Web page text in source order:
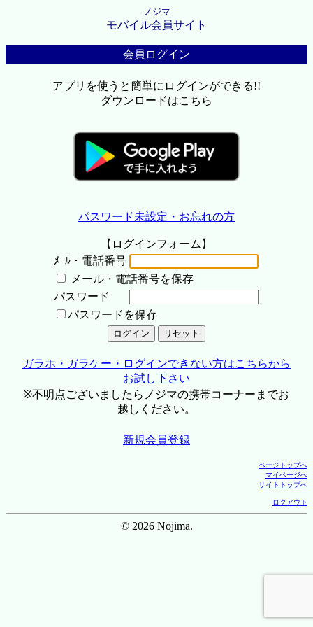
ノジマ
モバイル会員サイト
会員ログイン
アプリを使うと簡単にログインができる!!
ダウンロードはこちら
パスワード未設定・お忘れの方
【ログインフォーム】
ﾒｰﾙ・電話番号
メール・電話番号を保存
パスワード
パスワードを保存
ガラホ・ガラケー・ログインできない方はこちらから
お試し下さい
※不明点ございましたらノジマの携帯コーナーまでお
越しください。
新規会員登録
ページトップへ
マイページへ
サイトトップへ
ログアウト
© 2026 Nojima.